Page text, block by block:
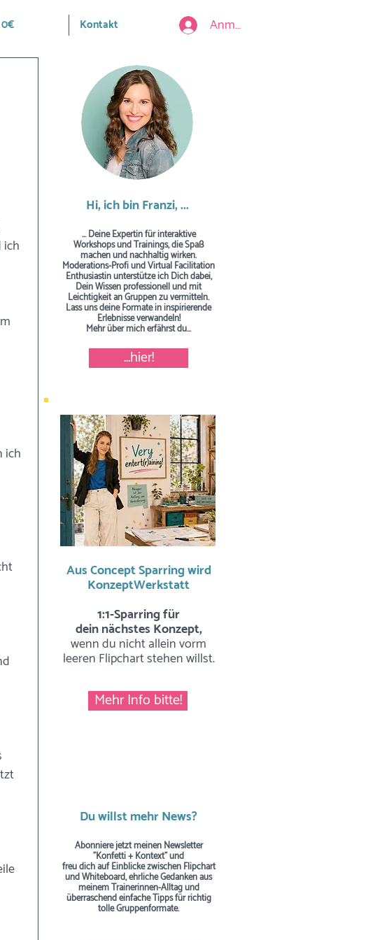
Kontakt Anmelden
ich
ich
Hi, ich bin Franzi, ...
... Deine Expertin für interaktive
Workshops und Trainings, die Spaß
machen und nachhaltig wirken.
Moderations-Profi und Virtual Facilitation
Enthusiastin unterstütze ich Dich dabei,
Dein Wissen professionell und mit
Leichtigkeit an Gruppen zu vermitteln.
Lass uns deine Formate in inspirierende
Erlebnisse verwandeln!
Mehr über mich erfährst du...
...hier!
Aus Concept Sparring wird
KonzeptWerkstatt
1:1-Sparring für
dein nächstes Konzept,
wenn du nicht allein vorm
leeren Flipchart stehen willst.
Mehr Info bitte!
Du willst mehr News?
Abonniere jetzt meinen Newsletter
"Konfetti + Kontext" und
freu dich auf Einblicke zwischen Flipchart
und Whiteboard, ehrliche Gedanken aus
meinem Trainerinnen-Alltag und
überraschend einfache Tippsfür richtig
tolle Gruppenformate.